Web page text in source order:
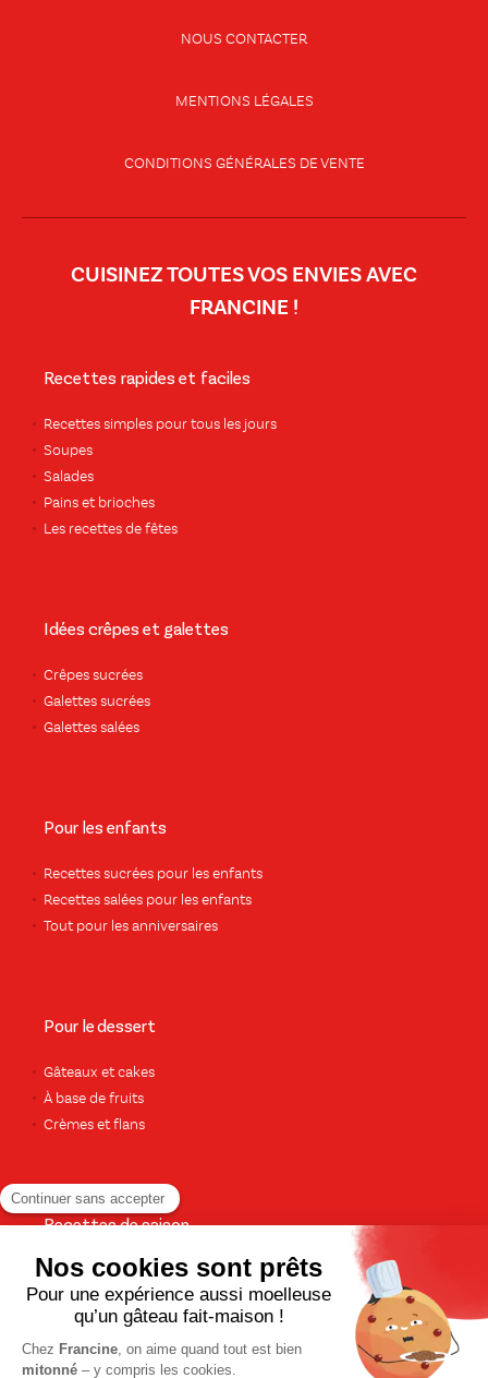
NOUS CONTACTER
MENTIONS LÉGALES
CONDITIONS GÉNÉRALES DE VENTE
CUISINEZ TOUTES VOS ENVIES AVEC
FRANCINE !
Recettes rapides et faciles
Recettes simples pour tous les jours
Soupes
Salades
Pains et brioches
Les recettes de fêtes
Idées crêpes et galettes
Crêpes sucrées
Galettes sucrées
Galettes salées
Pour les enfants
Recettes sucrées pour les enfants
Recettes salées pour les enfants
Tout pour les anniversaires
Pour le dessert
Gâteaux et cakes
À base de fruits
Crèmes et flans
Recettes de saison
Printemps
Été
Automne
Hiver